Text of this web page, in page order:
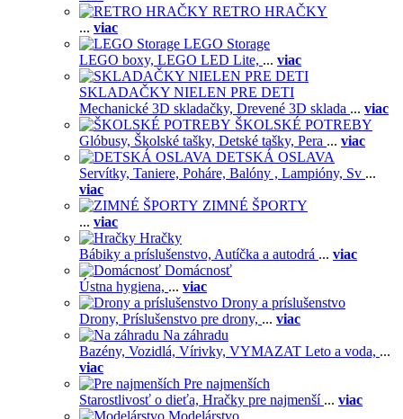
RETRO HRAČKY
... viac
LEGO Storage
LEGO boxy, LEGO LED Lite, ... viac
SKLADAČKY NIELEN PRE DETI
Mechanické 3D skladačky, Drevené 3D sklada ... viac
ŠKOLSKÉ POTREBY
Glóbusy, Školské tašky, Detské tašky, Pera ... viac
DETSKÁ OSLAVA
Servítky, Taniere, Poháre, Balóny , Lampióny, Sv ...
viac
ZIMNÉ ŠPORTY
... viac
Hračky
Bábiky a príslušenstvo, Autíčka a autodrá ... viac
Domácnosť
Ústna hygiena, ... viac
Drony a príslušenstvo
Drony, Príslušenstvo pre drony, ... viac
Na záhradu
Bazény, Vozidlá, Vírivky, VYMAZAT Leto a voda, ...
viac
Pre najmenších
Starostlivosť o dieťa, Hračky pre najmenší ... viac
Modelárstvo